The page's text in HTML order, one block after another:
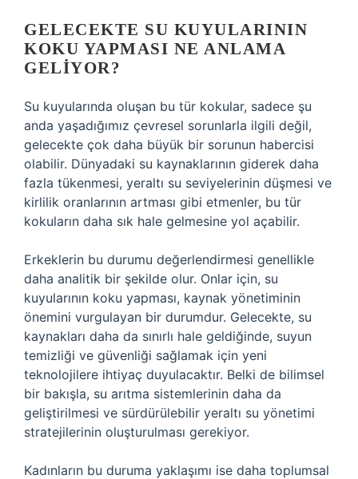
GELECEKTE SU KUYULARININ
KOKU YAPMASI NE ANLAMA
GELIYOR?
Su kuyularında oluşan bu tür kokular, sadece şu
anda yaşadığımız çevresel sorunlarla ilgili değil,
gelecekte çok daha büyük bir sorunun habercisi
olabilir. Dünyadaki su kaynaklarının giderek daha
fazla tükenmesi, yeraltı su seviyelerinin düşmesi ve
kirlilik oranlarının artması gibi etmenler, bu tür
kokuların daha sık hale gelmesine yol açabilir.
Erkeklerin bu durumu değerlendirmesi genellikle
daha analitik bir şekilde olur. Onlar için, su
kuyularının koku yapması, kaynak yönetiminin
önemini vurgulayan bir durumdur. Gelecekte, su
kaynakları daha da sınırlı hale geldiğinde, suyun
temizliği ve güvenliği sağlamak için yeni
teknolojilere ihtiyaç duyulacaktır. Belki de bilimsel
bir bakışla, su arıtma sistemlerinin daha da
geliştirilmesi ve sürdürülebilir yeraltı su yönetimi
stratejilerinin oluşturulması gerekiyor.
Kadınların bu duruma yaklaşımı ise daha toplumsal